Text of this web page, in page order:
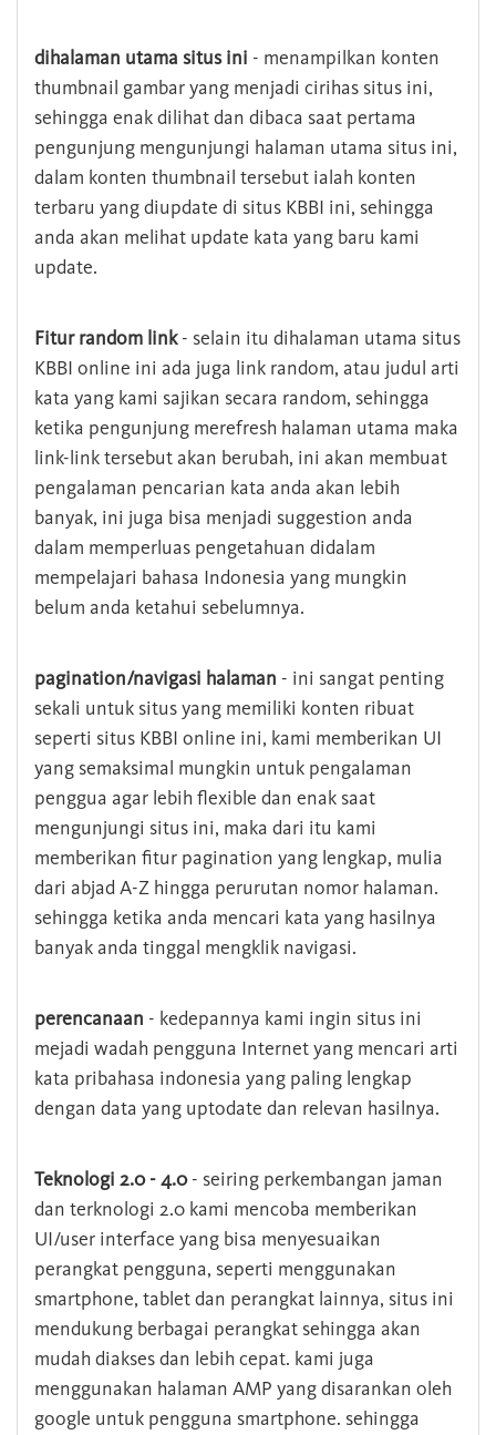
dihalaman utama situs ini - menampilkan konten
thumbnail gambar yang menjadi cirihas situs ini,
sehingga enak dilihat dan dibaca saat pertama
pengunjung mengunjungi halaman utama situs ini,
dalam konten thumbnail tersebut ialah konten
terbaru yang diupdate di situs KBBI ini, sehingga
anda akan melihat update kata yang baru kami
update.
Fitur random link- selain itu dihalaman utama situs
KBBI online ini ada juga link random, atau judul arti
kata yang kami sajikan secara random, sehingga
ketika pengunjung merefresh halaman utama maka
link-link tersebut akan berubah, ini akan membuat
pengalaman pencarian kata anda akan lebih
banyak, ini juga bisa menjadi suggestion anda
dalam memperluas pengetahuan didalam
mempelajari bahasa Indonesia yang mungkin
belum anda ketahui sebelumnya.
pagination/navigasi halaman - ini sangat penting
sekali untuk situs yang memiliki konten ribuat
seperti situs KBBI online ini, kami memberikan UI
yang semaksimal mungkin untuk pengalaman
penggua agar lebih flexible dan enak saat
mengunjungi situs ini, maka dari itu kami
memberikan fitur pagination yang lengkap, mulia
dari abjad A-Z hingga perurutan nomor halaman.
sehingga ketika anda mencari kata yang hasilnya
banyak anda tinggal mengklik navigasi.
perencanaan - kedepannya kami ingin situs ini
mejadi wadah pengguna Internet yang mencari arti
kata pribahasa indonesia yang paling lengkap
dengan data yang uptodate dan relevan hasilnya.
Teknologi 2.0 - 4.0- seiring perkembangan jaman
dan terknologi 2.0 kami mencoba memberikan
UI/user interface yang bisa menyesuaikan
perangkat pengguna, seperti menggunakan
smartphone, tablet dan perangkat lainnya, situs ini
mendukung berbagai perangkat sehingga akan
mudah diakses dan lebih cepat. kami juga
menggunakan halaman AMP yang disarankan oleh
google untuk pengguna smartphone. sehingga